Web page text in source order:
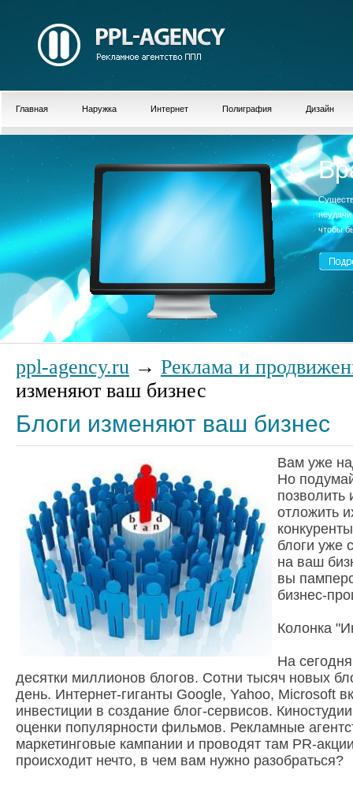
Главная Наружка Интернет Полиграфия Дизайн
чтобы
ppl-agency.ru → Реклама и
изменяют ваш бизнес
Блоги изменяют ваш бизнес
Вам уже
Но
позволить
отложить
блоги уже
на ваш
вы
бизнес-
Колонка
На
десятки миллионов блогов. Сотни тысяч новых
день. Интернет-гиганты Google, Yahoo, Microsoft
инвестиции в создание блог-сервисов.
оценки популярности фильмов. Рекламные
маркетинговые кампании и проводят там PR-
происходит нечто, в чем вам нужно разобраться?